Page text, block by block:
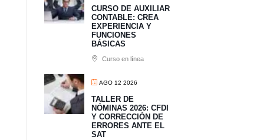
CURSO DE AUXILIAR
CONTABLE: CREA
EXPERIENCIA Y
FUNCIONES
BÁSICAS
Curso en línea
AGO 12 2026
TALLER DE
NÓMINAS 2026: CFDI
Y CORRECCIÓN DE
ERRORES ANTE EL
SAT